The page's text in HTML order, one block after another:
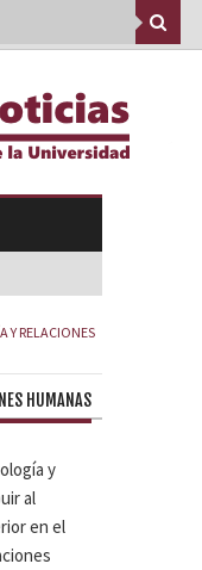
Y RELACIONES
HUMANAS
y
al
en el